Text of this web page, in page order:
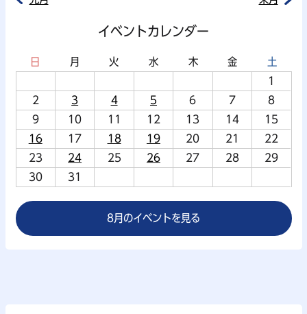
イベントカレンダー
日 月 火 水 木 金
土
1
2
3 4 5 6 7
8
9
10 11 12 13 14
15
16
17 18 19 20 21
22
23
24 25 26 27 28
29
30
31
8月のイベントを見る